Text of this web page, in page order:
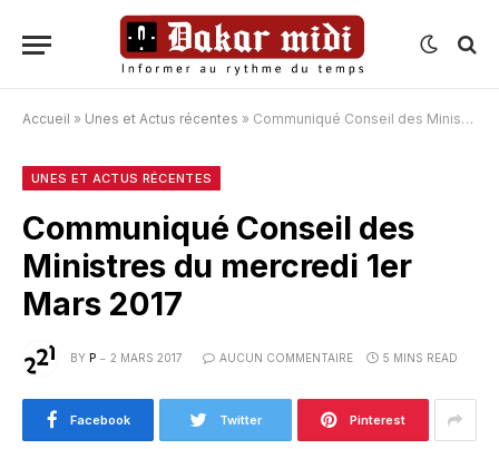
Accueil » Unes et Actus récentes » Communiqué Conseil des Ministres du mercredi 1er Mars 2017
UNES ET ACTUS RÉCENTES
Communiqué Conseil des
Ministres du mercredi 1er
Mars 2017
BY P 2 MARS 2017 AUCUN COMMENTAIRE 5 MINS READ
Facebook Twitter Pinterest